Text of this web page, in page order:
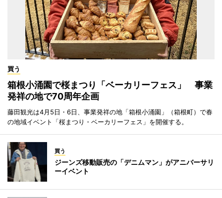
買う
箱根小涌園で桜まつり「ベーカリーフェス」 事業
発祥の地で70周年企画
藤田観光は4月5日・6日、事業発祥の地「箱根小涌園」（箱根町）で春
の地域イベント「桜まつり・ベーカリーフェス」を開催する。
買う
ジーンズ移動販売の「デニムマン」がアニバーサリ
ーイベント